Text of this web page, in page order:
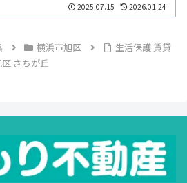
2025.07.15 2026.01.24
横浜市旭区
生活保護 賃貸
さちが丘